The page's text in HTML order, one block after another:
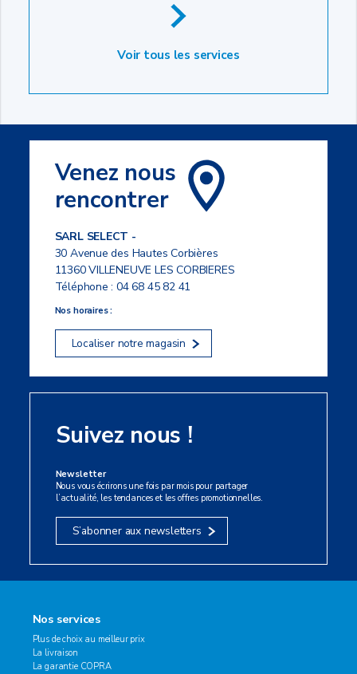
Voir tous les services
Venez nous
rencontrer
SARL SELECT -
30 Avenue des Hautes Corbières
11360 VILLENEUVE LES CORBIERES
Téléphone :04 68 45 82 41
Nos horaires :
Localiser notre magasin
Suivez nous !
Newsletter
Nous vous écrirons une fois par mois pour partager
l’actualité, les tendances et les offres promotionnelles.
S’abonner aux newsletters
Nos services
Plus de choix au meilleur prix
La livraison
La garantie COPRA